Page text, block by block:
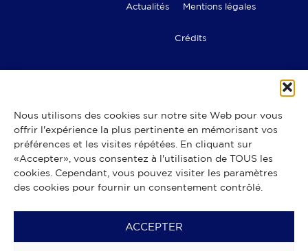
Nous utilisons des cookies sur notre site Web pour vous
offrir l'expérience la plus pertinente en mémorisant vos
préférences et les visites répétées. En cliquant sur
«Accepter», vous consentez à l'utilisation de TOUS les
cookies. Cependant, vous pouvez visiter les paramètres
des cookies pour fournir un consentement contrôlé.
ACCEPTER
Actualités Mentions légales
Crédits
Les commerces des Halles de
Lyon Paul Bocuse
Bouchers – Rôtisserie
Boulangers – pâtissiers – chocolatiers
Cafés, bars & restaurants
Ecaillers
Epiceries fines
Spécialités italiennes